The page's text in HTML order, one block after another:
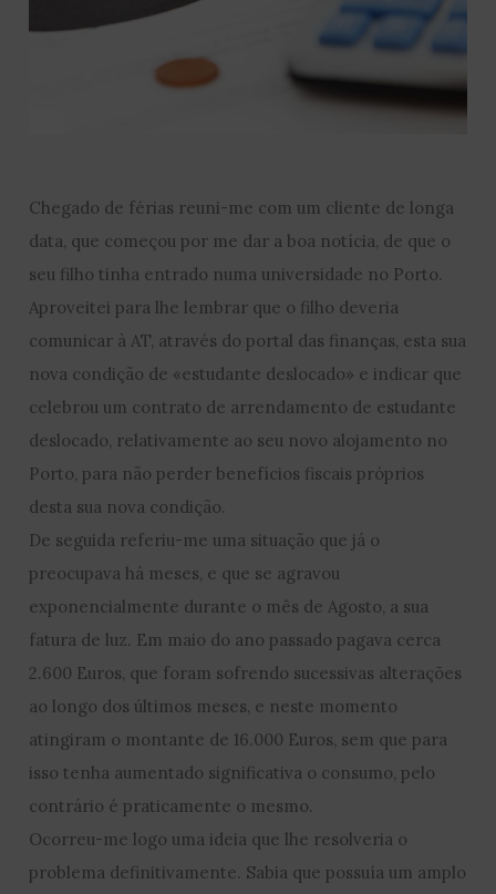
Chegado de férias reuni-me com um cliente de longa
data, que começou por me dar a boa notícia, de que o
seu filho tinha entrado numa universidade no Porto.
Aproveitei para lhe lembrar que o filho deveria
comunicar à AT, através do portal das finanças, esta sua
nova condição de «estudante deslocado» e indicar que
celebrou um contrato de arrendamento de estudante
deslocado, relativamente ao seu novo alojamento no
Porto, para não perder benefícios fiscais próprios
desta sua nova condição.
De seguida referiu-me uma situação que já o
preocupava há meses, e que se agravou
exponencialmente durante o mês de Agosto, a sua
fatura de luz. Em maio do ano passado pagava cerca
2.600 Euros, que foram sofrendo sucessivas alterações
ao longo dos últimos meses, e neste momento
atingiram o montante de 16.000 Euros, sem que para
isso tenha aumentado significativa o consumo, pelo
contrário é praticamente o mesmo.
Ocorreu-me logo uma ideia que lhe resolveria o
problema definitivamente. Sabia que possuía um amplo